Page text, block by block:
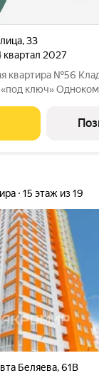
,33
квартал 2027
квартира №56
ключ»
в
15 этаж из 19
Беляева,61В